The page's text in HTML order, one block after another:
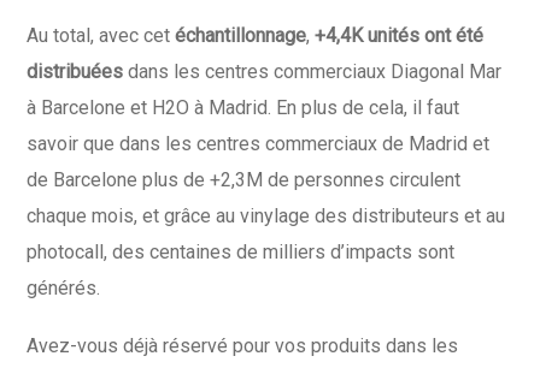
Au total, avec cet échantillonnage,+4,4K unités ont été
distribuées dans les centres commerciaux Diagonal Mar
à Barcelone et H2O à Madrid. En plus de cela, il faut
savoir que dans les centres commerciaux de Madrid et
de Barcelone plus de +2,3M de personnes circulent
chaque mois, et grâce au vinylage des distributeurs et au
photocall, des centaines de milliers d’impacts sont
générés.
Avez-vous déjà réservé pour vos produits dans les